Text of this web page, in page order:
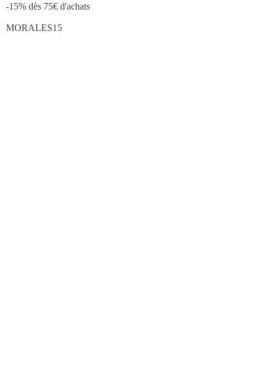
-15% dès 75€ d'achats
MORALES15